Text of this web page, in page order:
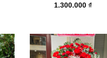
1.300.000 ₫